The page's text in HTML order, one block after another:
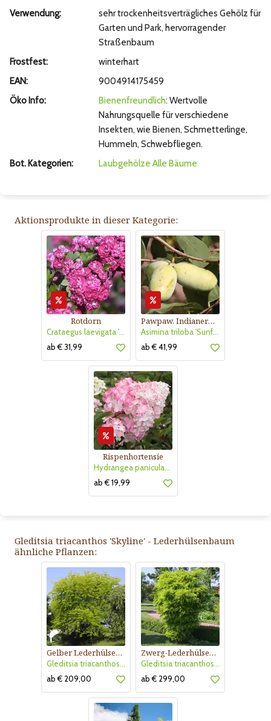
Verwendung:
sehr trockenheitsverträgliches Gehölz für
Garten und Park, hervorragender
Straßenbaum
Frostfest:
winterhart
EAN:
9004914175459
Öko Info:
Bienenfreundlich: Wertvolle
Nahrungsquelle für verschiedene
Insekten, wie Bienen, Schmetterlinge,
Hummeln, Schwebfliegen.
Bot. Kategorien:
Laubgehölze Alle Bäume
Aktionsprodukte in dieser Kategorie:
Rotdorn
Crataegus laevigata 'Pauls Scarlet'
ab € 31,99
Pawpaw, Indianerbanane
Asimina triloba 'Sunflower'
ab € 41,99
Rispenhortensie
Hydrangea paniculata 'Vanille Fraise'
ab € 19,99
Gleditsia triacanthos 'Skyline' - Lederhülsenbaum
ähnliche Pflanzen:
Gelber Lederhülsenbaum
Gleditsia triacanthos 'Sunburst'
ab € 209,00
Zwerg-Lederhülsenbaum
Gleditsia triacanthos 'Elegantissima'
ab € 299,00